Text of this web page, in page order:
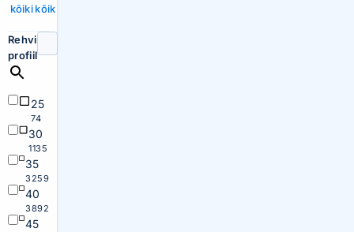
kõikikõik
Rehvi
profiil
25
74
30
1135
35
3259
40
3892
45